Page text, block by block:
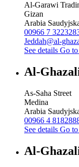
Al-Garawi
Gizan
Arabia
00966 7
Jeddah@al-
See details Go
Al-
As-Saha Street
Medina
Arabia
00966 4
See details Go
Al-